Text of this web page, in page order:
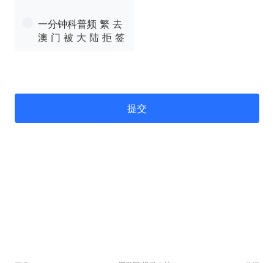
一分钟科普频 繁 去
澳 门 被 大 陆 拒 签
提交